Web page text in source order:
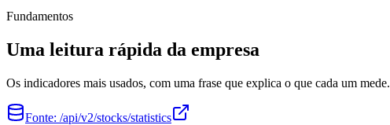
Fundamentos
Uma leitura rápida da empresa
Os indicadores mais usados, com uma frase que explica o que cada um mede.
Fonte: /api/v2/stocks/statistics